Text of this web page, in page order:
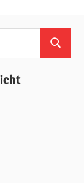
Suchen